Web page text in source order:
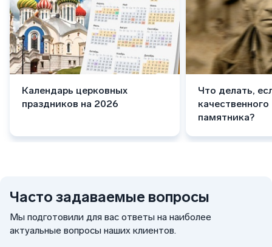
Календарь церковных
праздников на 2026
Что делать,
памятника?
Часто задаваемые вопросы
Мы подготовили для вас ответы на наиболее
актуальные вопросы наших клиентов.